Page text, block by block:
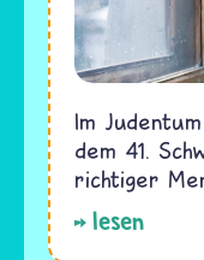
Im
dem 41.
richtiger
lesen